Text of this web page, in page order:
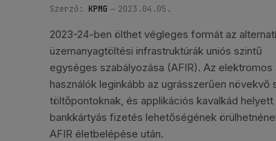
Szerző: KPMG 2023.04.05.
2023-24-ben ölthet végleges formát az
üzemanyagtöltési infrastruktúrák uniós szintű
egységes szabályozása (AFIR). Az elektromos
használók leginkább az ugrásszerűen növekvő
töltőpontoknak, és applikációs kavalkád helyett
bankkártyás fizetés lehetőségének
AFIR életbelépése után.